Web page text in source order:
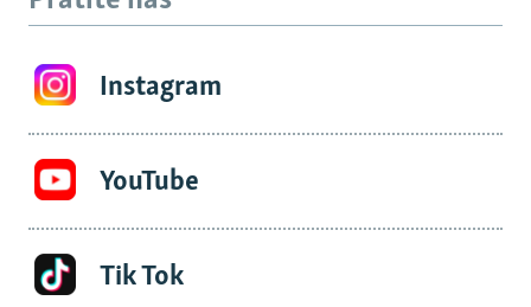
Instagram
YouTube
Tik Tok